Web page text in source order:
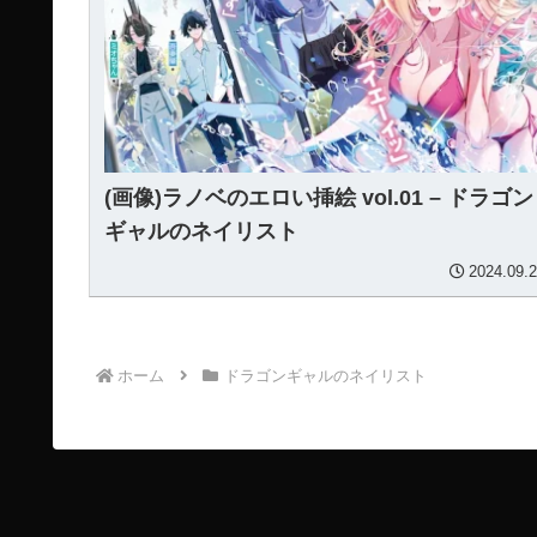
(画像)ラノベのエロい挿絵 vol.01 – ドラゴン
ギャルのネイリスト
ホーム ドラゴンギャルのネイリスト